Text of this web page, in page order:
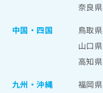
奈良県
中国・四国
鳥取県
山口県
高知県
九州・沖縄
福岡県